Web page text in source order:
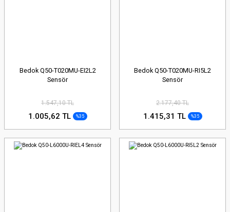
Bedok Q50-T020MU-EI2L2
Sensör
1.547,10 TL
1.005,62 TL %35
Bedok Q50-T020MU-RI5L2
Sensör
2.177,40 TL
1.415,31 TL %35